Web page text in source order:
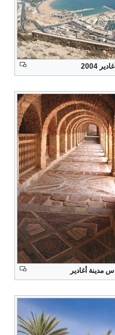
2004
مدينة أغادير